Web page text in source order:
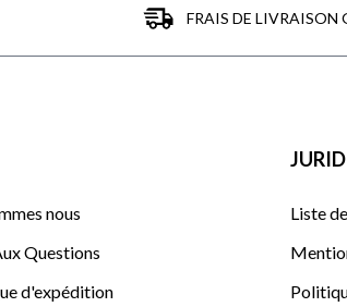
FRAIS DE LIVRAISON
nous
Questions
d'expédition
Liste